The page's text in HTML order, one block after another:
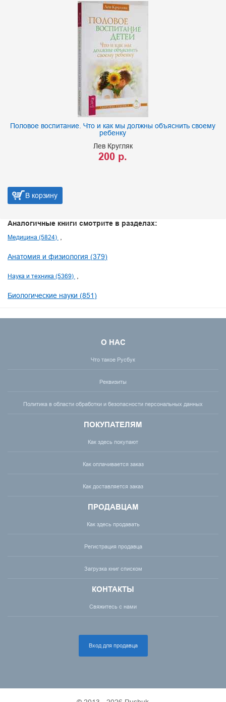
Половое воспитание. Что и как мы должны объяснить своему
ребенку
Лев Кругляк
200 р.
В корзину
Аналогичные книги смотрите в разделах:
Медицина (5824)
Анатомия и физиология (379)
Наука и техника (5369)
Биологические науки (851)
О НАС
Что такое Русбук
Реквизиты
Политика в области обработки и безопасности персональных данных
ПОКУПАТЕЛЯМ
Как здесь покупают
Как оплачивается заказ
Как доставляется заказ
ПРОДАВЦАМ
Как здесь продавать
Регистрация продавца
Загрузка книг списком
КОНТАКТЫ
Свяжитесь с нами
Вход для продавца